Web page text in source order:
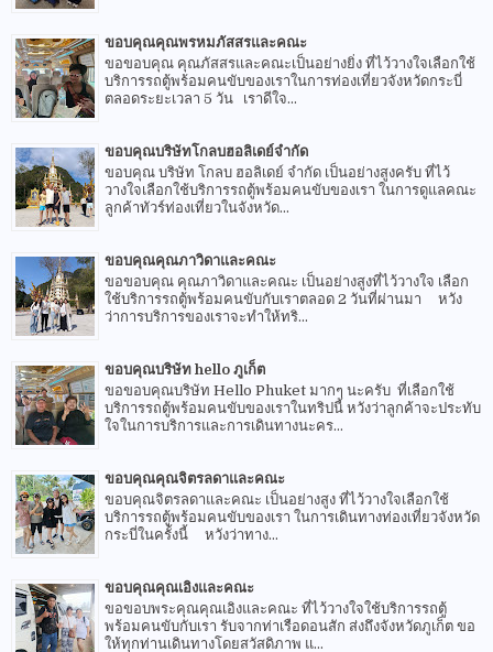
ขอบคุณคุณพรหมภัสสรและคณะ
ขอขอบคุณ คุณภัสสรและคณะเป็นอย่างยิ่ง ที่ไว้วางใจเลือกใช้
บริการรถตู้พร้อมคนขับของเราในการท่องเที่ยวจังหวัดกระบี่
ตลอดระยะเวลา 5 วัน เราดีใจ...
ขอบคุณบริษัทโกลบฮอลิเดย์จำกัด
ขอบคุณ บริษัท โกลบ ฮอลิเดย์ จำกัด เป็นอย่างสูงครับ ที่ไว้
วางใจเลือกใช้บริการรถตู้พร้อมคนขับของเรา ในการดูแลคณะ
ลูกค้าทัวร์ท่องเที่ยวในจังหวัด...
ขอบคุณคุณภาวิดาและคณะ
ขอขอบคุณ คุณภาวิดาและคณะ เป็นอย่างสูงที่ไว้วางใจ เลือก
ใช้บริการรถตู้พร้อมคนขับกับเราตลอด 2 วันที่ผ่านมา หวัง
ว่าการบริการของเราจะทำให้ทริ...
ขอบคุณบริษัท hello ภูเก็ต
ขอขอบคุณบริษัท Hello Phuket มากๆ นะครับ ที่เลือกใช้
บริการรถตู้พร้อมคนขับของเราในทริปนี้ หวังว่าลูกค้าจะประทับ
ใจในการบริการและการเดินทางนะคร...
ขอบคุณคุณจิตรลดาและคณะ
ขอบคุณจิตรลดาและคณะ เป็นอย่างสูง ที่ไว้วางใจเลือกใช้
บริการรถตู้พร้อมคนขับของเรา ในการเดินทางท่องเที่ยวจังหวัด
กระบี่ในครั้งนี้ หวังว่าทาง...
ขอบคุณคุณเอิงและคณะ
ขอขอบพระคุณคุณเอิงและคณะ ที่ไว้วางใจใช้บริการรถตู้
พร้อมคนขับกับเรา รับจากท่าเรือดอนสัก ส่งถึงจังหวัดภูเก็ต ขอ
ให้ทุกท่านเดินทางโดยสวัสดิภาพ แ...